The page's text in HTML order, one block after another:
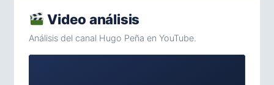
Video análisis
Análisis del canal Hugo Peña en YouTube.